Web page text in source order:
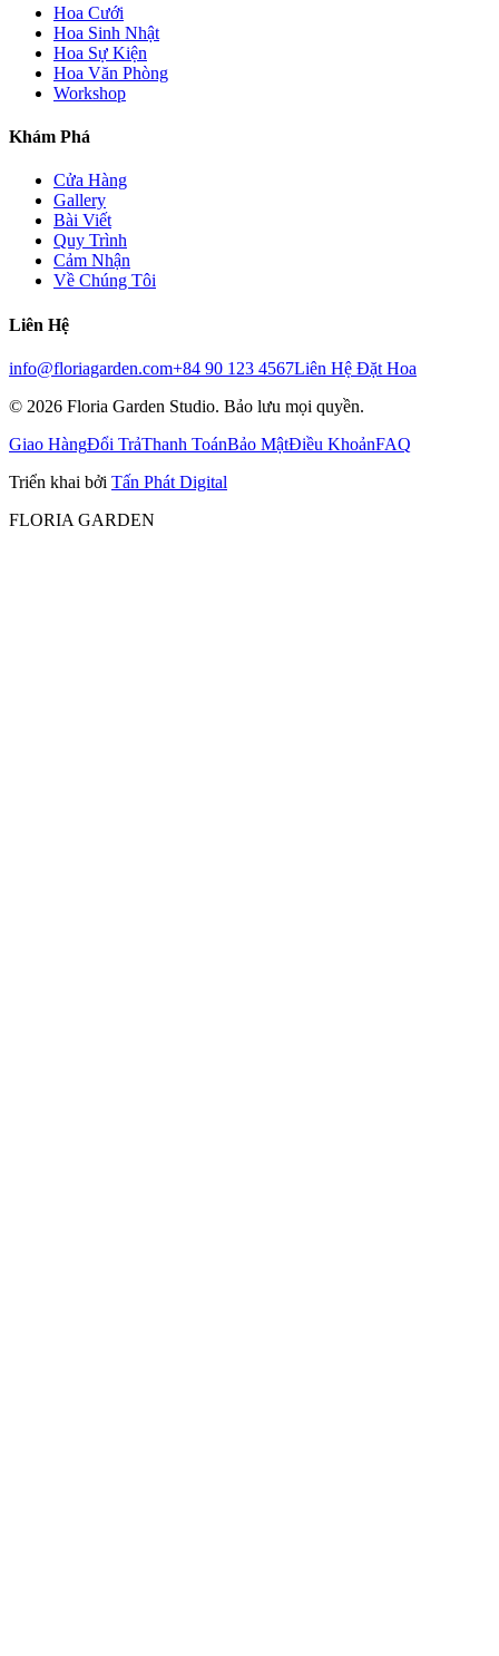
Hoa Cưới
Hoa Sinh Nhật
Hoa Sự Kiện
Hoa Văn Phòng
Workshop
Khám Phá
Cửa Hàng
Gallery
Bài Viết
Quy Trình
Cảm Nhận
Về Chúng Tôi
Liên Hệ
info@floriagarden.com+84 90 123 4567Liên Hệ Đặt Hoa
© 2026 Floria Garden Studio. Bảo lưu mọi quyền.
Giao HàngĐổi TrảThanh ToánBảo MậtĐiều KhoảnFAQ
Triển khai bởi Tấn Phát Digital
FLORIA GARDEN